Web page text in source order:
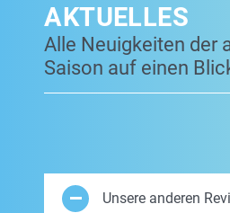
AKTUELLES
Alle Neuigkeiten der
Saison auf einen
Unsere anderen